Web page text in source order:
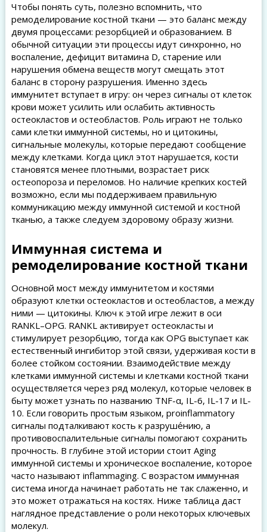
Чтобы понять суть, полезно вспомнить, что
ремоделирование костной ткани — это баланс между
двумя процессами: резорбцией и образованием. В
обычной ситуации эти процессы идут синхронно, но
воспаление, дефицит витамина D, старение или
нарушения обмена веществ могут смещать этот
баланс в сторону разрушения. Именно здесь
иммунитет вступает в игру: он через сигналы от клеток
крови может усилить или ослабить активность
остеокластов и остеобластов. Роль играют не только
сами клетки иммунной системы, но и цитокины,
сигнальные молекулы, которые передают сообщение
между клетками. Когда цикл этот нарушается, кости
становятся менее плотными, возрастает риск
остеопороза и переломов. Но наличие крепких костей
возможно, если мы поддерживаем правильную
коммуникацию между иммунной системой и костной
тканью, а также следуем здоровому образу жизни.
Иммунная система и
ремоделирование костной ткани
Основной мост между иммунитетом и костями
образуют клетки остеокластов и остеобластов, а между
ними — цитокины. Ключ к этой игре лежит в оси
RANKL–OPG. RANKL активирует остеокласты и
стимулирует резорбцию, тогда как OPG выступает как
естественный ингибитор этой связи, удерживая кости в
более стойком состоянии. Взаимодействие между
клетками иммунной системы и клетками костной ткани
осуществляется через ряд молекул, которые человек в
быту может узнать по названию TNF-α, IL-6, IL-17 и IL-
10. Если говорить простым языком, proinflammatory
сигналы подталкивают кость к разруше́нию, а
противовоспалительные сигналы помогают сохранить
прочность. В глубине этой истории стоит Aging
иммунной системы и хроническое воспаление, которое
часто называют inflammaging. С возрастом иммунная
система иногда начинает работать не так слаженно, и
это может отражаться на костях. Ниже таблица даст
наглядное представление о роли некоторых ключевых
молекул.